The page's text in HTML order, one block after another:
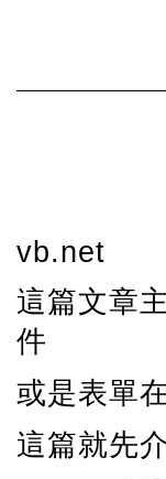
vb.net
這篇文章
件
或是表單
這篇就先